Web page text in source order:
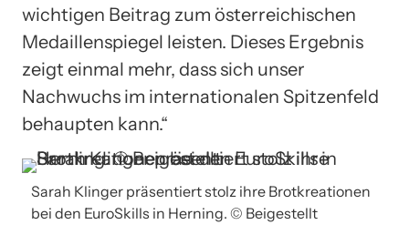
wichtigen Beitrag zum österreichischen
Medaillenspiegel leisten. Dieses Ergebnis
zeigt einmal mehr, dass sich unser
Nachwuchs im internationalen Spitzenfeld
behaupten kann.“
Sarah Klinger präsentiert stolz ihre Brotkreationen
bei den EuroSkills in Herning. © Beigestellt